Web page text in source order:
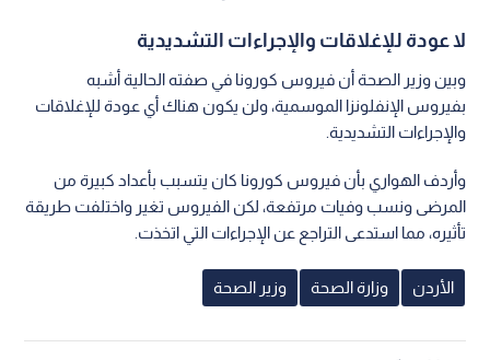
لا عودة للإغلاقات والإجراءات التشديدية
وبين وزير الصحة أن فيروس كورونا في صفته الحالية أشبه
بفيروس الإنفلونزا الموسمية، ولن يكون هناك أي عودة للإغلاقات
والإجراءات التشديدية.
وأردف الهواري بأن فيروس كورونا كان يتسبب بأعداد كبيرة من
المرضى ونسب وفيات مرتفعة، لكن الفيروس تغير واختلفت طريقة
تأثيره، مما استدعى التراجع عن الإجراءات التي اتخذت.
الأردن وزارة الصحة وزير الصحة